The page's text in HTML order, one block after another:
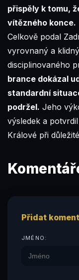
přispěly k tomu,
vítězného konce.
Celkově podal
vyrovnaný a
disciplinovaného
brance dokázal
standardní
podržel. Jeho
výsledek a
Králové při
Přidat
JMÉNO: